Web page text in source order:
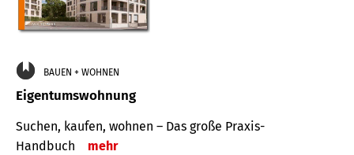
BAUEN + WOHNEN
Eigentumswohnung
Suchen, kaufen, wohnen – Das große Praxis-
Handbuch
mehr